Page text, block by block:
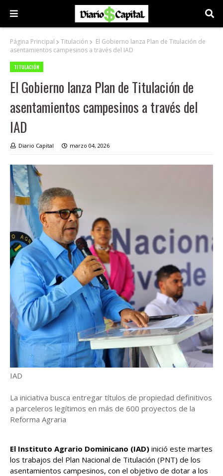
Página Principal Titulación
El Gobierno lanza Plan de Titulación de
asentamientos campesinos a través del IAD
TITULACIÓN
El Gobierno lanza Plan de Titulación de
asentamientos campesinos a través del
IAD
Diario Capital marzo 04, 2026
IAD
La iniciativa busca entregar títulos de propiedad definitivos
a parceleros legítimos en más de 600 proyectos de la
Reforma Agraria
El Instituto Agrario Dominicano (IAD) inició este martes
los trabajos del Plan Nacional de Titulación (PNT) de los
asentamientos campesinos, con el objetivo de dotar a los